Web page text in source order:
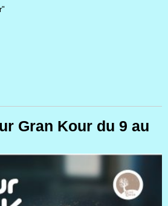
Gran Kour du 9 au